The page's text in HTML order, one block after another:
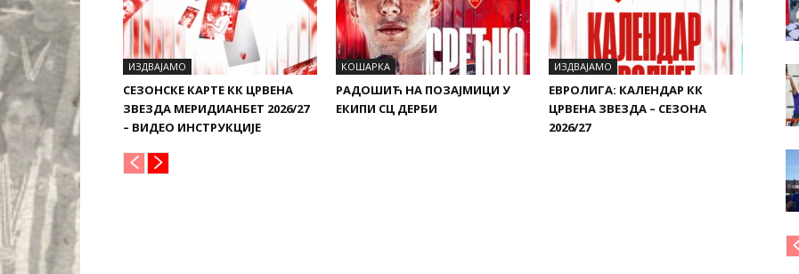
ИЗДВАЈАМО
СЕЗОНСКЕ КАРТЕ КК ЦРВЕНА
ЗВЕЗДА МЕРИДИАНБЕТ 2026/27
– ВИДЕО ИНСТРУКЦИЈЕ
КОШАРКА
РАДОШИЋ НА ПОЗАЈМИЦИ У
ЕКИПИ СЦ ДЕРБИ
ИЗДВАЈАМО
ЕВРОЛИГА: КАЛЕНДАР КК
ЦРВЕНА ЗВЕЗДА – СЕЗОНА
2026/27